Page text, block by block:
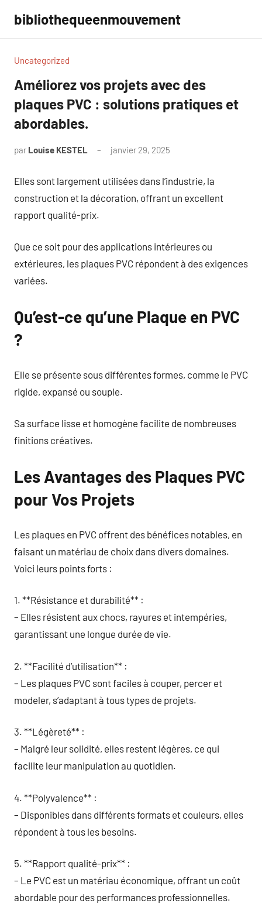
contenu
bibliothequeenmouvement
Uncategorized
Améliorez vos projets avec des
plaques PVC : solutions pratiques et
abordables.
par Louise KESTEL janvier 29, 2025
Elles sont largement utilisées dans l’industrie, la
construction et la décoration, offrant un excellent
rapport qualité-prix.
Que ce soit pour des applications intérieures ou
extérieures, les plaques PVC répondent à des exigences
variées.
Qu’est-ce qu’une Plaque en PVC
?
Elle se présente sous différentes formes, comme le PVC
rigide, expansé ou souple.
Sa surface lisse et homogène facilite de nombreuses
finitions créatives.
Les Avantages des Plaques PVC
pour Vos Projets
Les plaques en PVC offrent des bénéfices notables, en
faisant un matériau de choix dans divers domaines.
Voici leurs points forts :
1. **Résistance et durabilité** :
– Elles résistent aux chocs, rayures et intempéries,
garantissant une longue durée de vie.
2. **Facilité d’utilisation** :
– Les plaques PVC sont faciles à couper, percer et
modeler, s’adaptant à tous types de projets.
3. **Légèreté** :
– Malgré leur solidité, elles restent légères, ce qui
facilite leur manipulation au quotidien.
4. **Polyvalence** :
– Disponibles dans différents formats et couleurs, elles
répondent à tous les besoins.
5. **Rapport qualité-prix** :
– Le PVC est un matériau économique, offrant un coût
abordable pour des performances professionnelles.